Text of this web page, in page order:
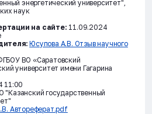
энергетический университет",
наук
на сайте: 11.09.2024
Юсупова А.В. Отзыв научного
ВО «Саратовский
университет имени Гагарина
11:00
"Казанский государственный
Автореферат.pdf